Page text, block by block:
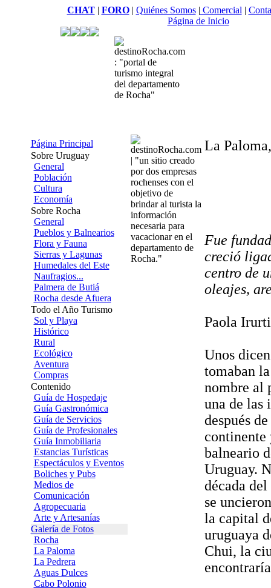
CHAT| FORO| Quiénes Somos| Comercial |
Página de Inicio
Página Principal
Sobre Uruguay
General
Población
Cultura
Economía
Sobre Rocha
General
Pueblos y Balnearios
Flora y Fauna
Sierras y Lagunas
Humedales del Este
Naufragios...
Palmera de Butiá
Rocha desde Afuera
Todo el Año Turismo
Sol y Playa
Histórico
Rural
Ecológico
Aventura
Compras
Contenido
Guía de Hospedaje
Guía Gastronómica
Guía de Servicios
Guía de Profesionales
Guía Inmobiliaria
Estancias Turísticas
Espectáculos y Eventos
Boliches y Pubs
Medios de
Comunicación
Agropecuaria
Arte y Artesanías
Galería de Fotos
Rocha
La Paloma
La Pedrera
Aguas Dulces
Cabo Polonio
La
Fue
creció
centro de
oleajes,
Paola
Unos
tomaban
nombre al
una de las
después
continente
balneario
Uruguay.
década
se
la capital
uruguaya
Chui, la